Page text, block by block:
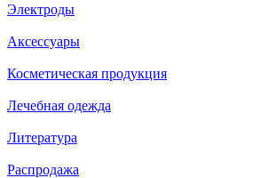
Электроды
Аксессуары
Косметическая продукция
Лечебная одежда
Литература
Распродажа